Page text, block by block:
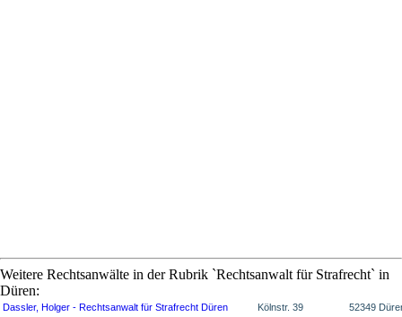
Weitere Rechtsanwälte in der Rubrik `Rechtsanwalt für Strafrecht` in
Düren:
Dassler, Holger - Rechtsanwalt für Strafrecht Düren Kölnstr. 39 52349